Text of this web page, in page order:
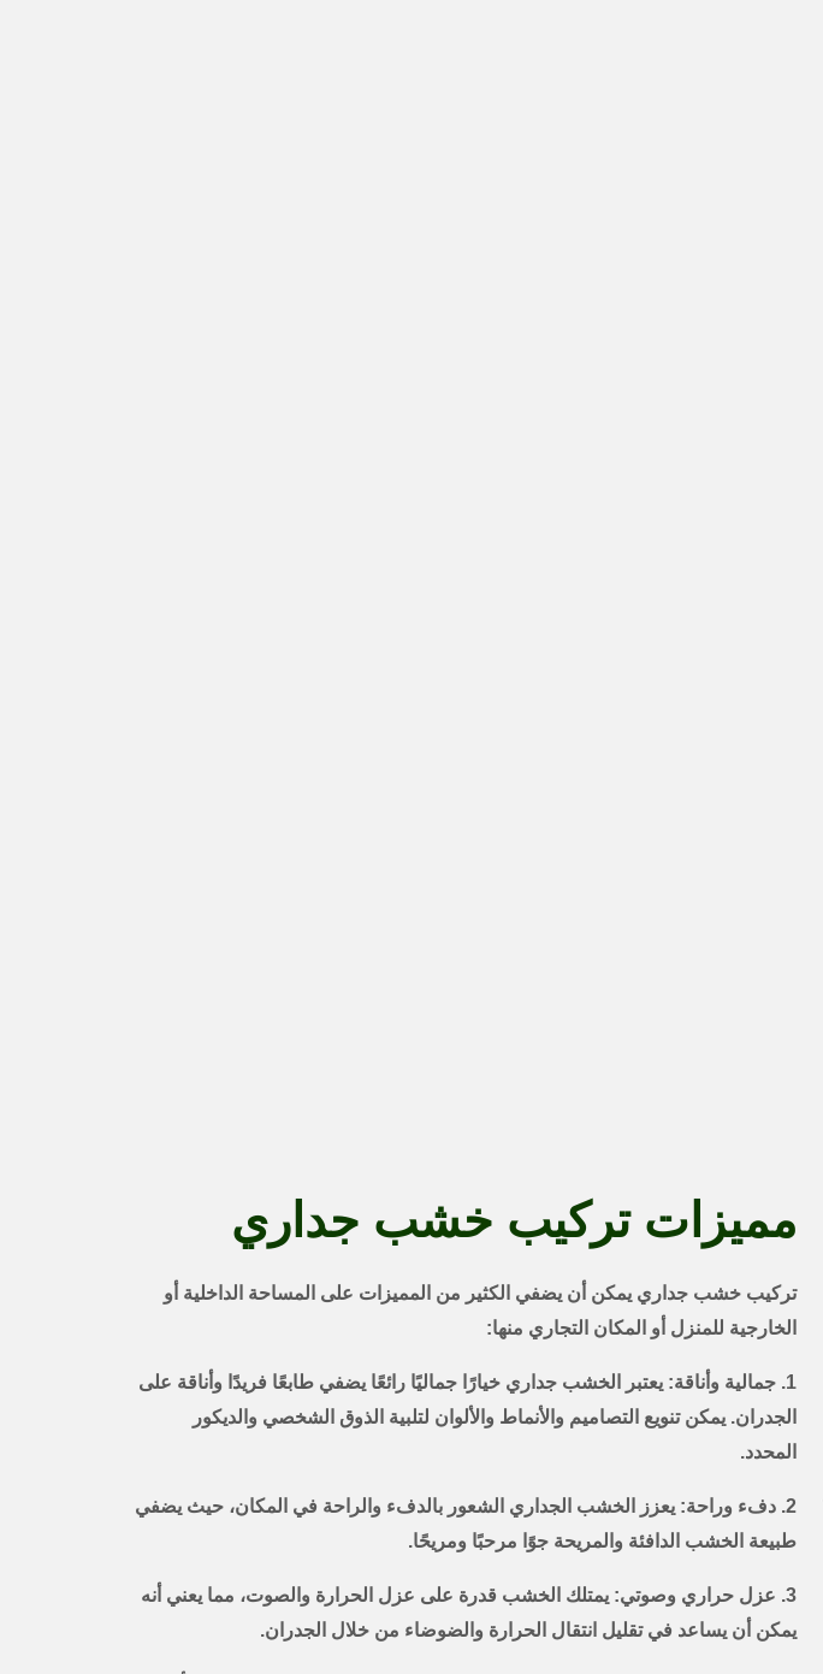
مميزات تركيب خشب جداري
تركيب خشب جداري يمكن أن يضفي الكثير من المميزات على المساحة الداخلية أو
الخارجية للمنزل أو المكان التجاري منها:
1. جمالية وأناقة: يعتبر الخشب جداري خيارًا جماليًا رائعًا يضفي طابعًا فريدًا وأناقة على
الجدران. يمكن تنويع التصاميم والأنماط والألوان لتلبية الذوق الشخصي والديكور
المحدد.
2. دفء وراحة: يعزز الخشب الجداري الشعور بالدفء والراحة في المكان، حيث يضفي
طبيعة الخشب الدافئة والمريحة جوًا مرحبًا ومريحًا.
3. عزل حراري وصوتي: يمتلك الخشب قدرة على عزل الحرارة والصوت، مما يعني أنه
يمكن أن يساعد في تقليل انتقال الحرارة والضوضاء من خلال الجدران.